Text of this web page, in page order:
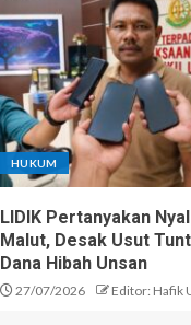
HUKUM
LIDIK Pertanyakan
Malut, Desak Usut
Dana Hibah Unsan
27/07/2026 Editor: Hafik